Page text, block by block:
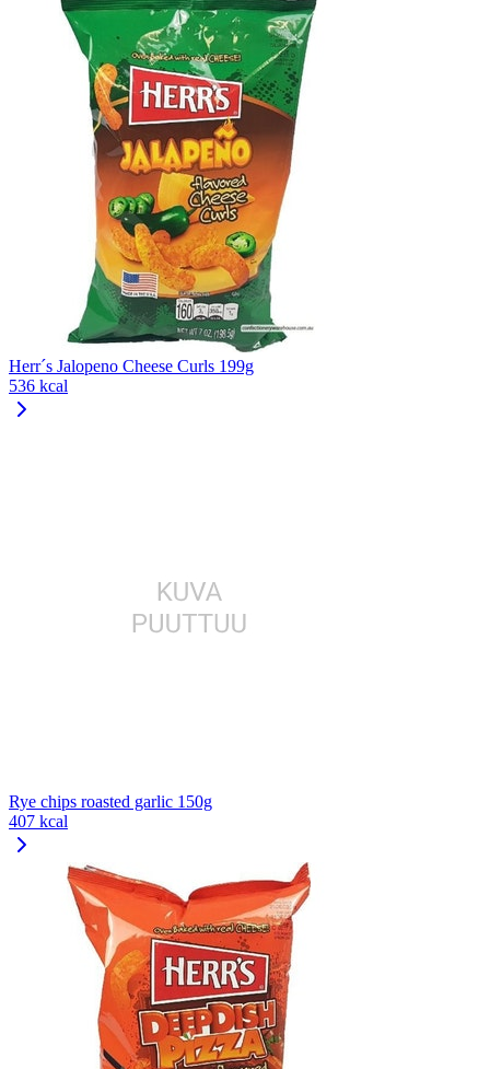
Herr´s Jalopeno Cheese Curls 199g
536 kcal
Rye chips roasted garlic 150g
407 kcal